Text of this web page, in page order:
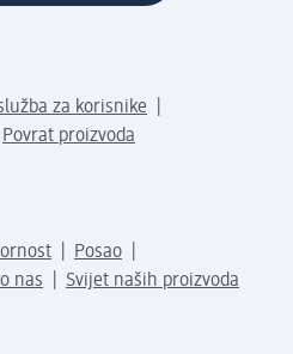
za korisnike
Povrat proizvoda
Posao
nas Svijet naših proizvoda